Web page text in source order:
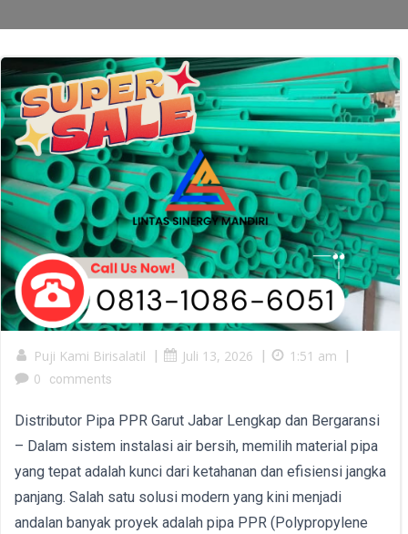
Puji Kami Birisalatil | Juli 13, 2026 | 1:51 am
|
0
comments
Distributor Pipa PPR Garut Jabar Lengkap dan Bergaransi
– Dalam sistem instalasi air bersih, memilih material pipa
yang tepat adalah kunci dari ketahanan dan efisiensi jangka
panjang. Salah satu solusi modern yang kini menjadi
andalan banyak proyek adalah pipa PPR (Polypropylene